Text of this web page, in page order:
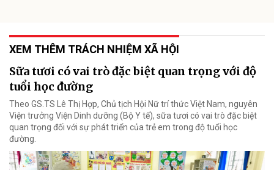
XEM THÊM TRÁCH NHIỆM XÃ HỘI
Sữa tươi có vai trò đặc biệt quan trọng với độ
tuổi học đường
Theo GS.TS Lê Thị Hợp, Chủ tịch Hội Nữ trí thức Việt Nam, nguyên
Viện trưởng Viện Dinh dưỡng (Bộ Y tế), sữa tươi có vai trò đặc biệt
quan trọng đối với sự phát triển của trẻ em trong độ tuổi học
đường.